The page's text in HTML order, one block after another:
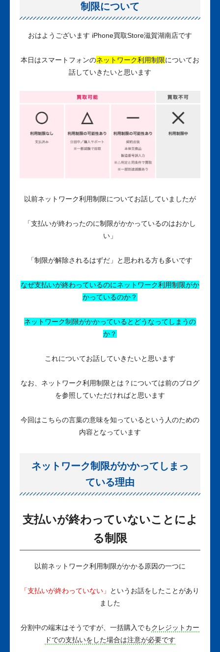
制限について
おはようございます iPhone買取Store滋賀湖南店です
本日はスマートフォンのネットワーク利用制限についてお
話していきたいと思います
以前ネットワーク利用制限についてお話していましたが
「支払いが終わったのに制限がかかっているのはおかし
い」
「制限が解除されるはずだ」 と思われる方も多いです
なぜ支払いが終わっているのにネットワーク利用制限がか
かっているのか？
ネットワーク制限がかかっているとどうなってしまうの
か？
これについてお話していきたいと思います
なお、ネットワーク利用制限とは？については前のブログ
を参照していただければと思います
今回はこちらの言葉の意味を知っているという人のための
内容となっています
ネットワーク制限がかかってしまっ
ている理由
支払いが終わっていないことによ
る制限
以前ネットワーク利用制限がかかる原因の一つに
「支払いが終わっていない」
というお話をしたことがあり
ました
分割中の端末はそうですが、一括購入でもクレジットカー
ドでの支払いをした場合は注意が必要です